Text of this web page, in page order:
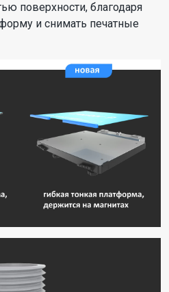
поверхности, благодаря
и снимать печатные